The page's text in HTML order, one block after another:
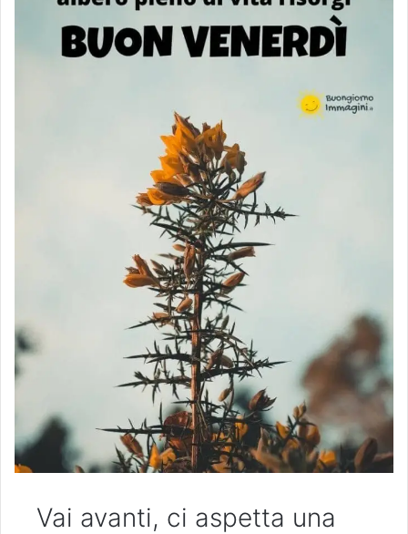
Vai avanti, ci aspetta una